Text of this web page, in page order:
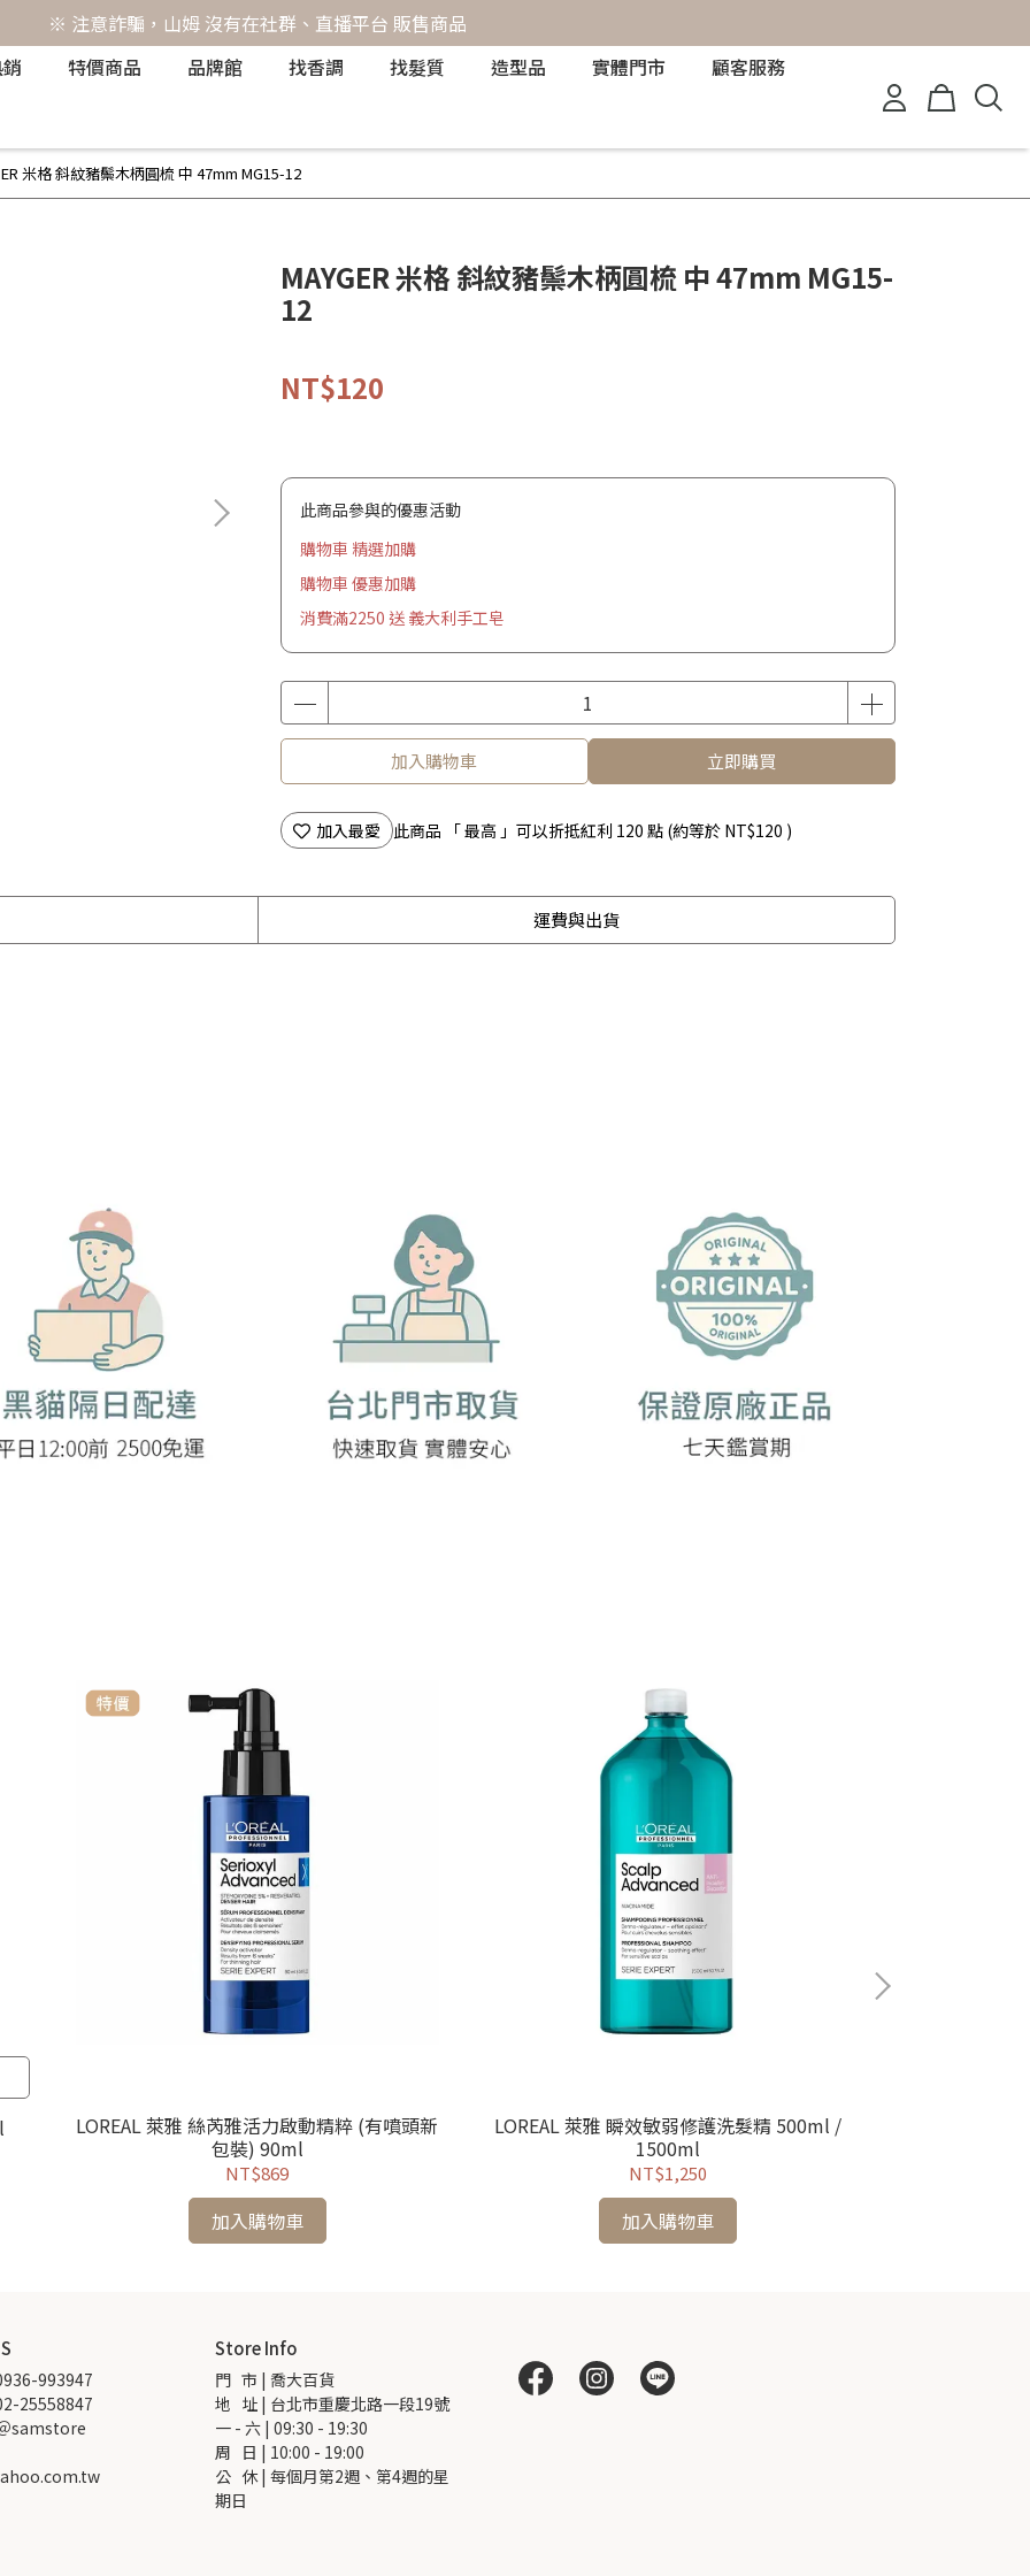
※ 注意詐騙，山姆 沒有在社群、直播平台 販售商品
特價商品 品牌館 找香調 找髮質 造型品 實體門市 顧客服務
米格 斜紋豬鬃木柄圓梳 中 47mm MG15-12
MAYGER 米格 斜紋豬鬃木柄圓梳 中 47mm MG15-
12
NT$120
此商品參與的優惠活動
購物車 精選加購
購物車 優惠加購
消費滿2250 送 義大利手工皂
加入購物車 立即購買
加入最愛 此商品 「 最高 」可以折抵紅利 120 點 (約等於 NT$120 )
運費與出貨
LOREAL 萊雅 絲芮雅活力啟動精粹 (有噴頭新
包裝) 90ml
NT$869
加入購物車
LOREAL 萊雅 瞬效敏弱修護洗髮精 500ml /
1500ml
NT$1,250
加入購物車
993947
25558847
samstore
Store Info
門   市 | 喬大百貨
地   址 | 台北市重慶北路一段19號
一 - 六 | 09:30 - 19:30
周   日 | 10:00 - 19:00
公   休 | 每個月第2週、第4週的星
期日